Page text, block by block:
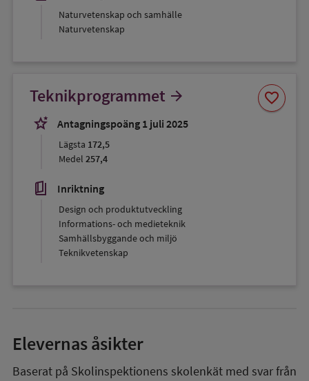
Naturvetenskap och samhälle
Naturvetenskap
Teknikprogrammet arrow_forward
stars_2
Antagningspoäng 1 juli 2025
Lägsta 172,5
Medel 257,4
book_5 Inriktning
Design och produktutveckling
Informations- och medieteknik
Samhällsbyggande och miljö
Teknikvetenskap
favorite
Spara
som
Elevernas åsikter
Baserat på Skolinspektionens skolenkät med svar från